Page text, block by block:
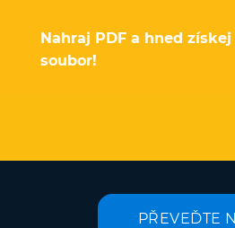
Nahraj PDF a hned
soubor!
PŘEVEĎTE